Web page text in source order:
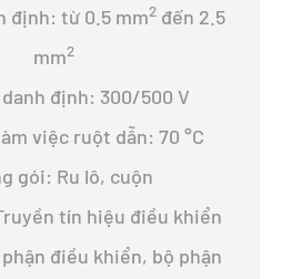
định: từ 0.5 mm2 đến 2.5
mm2
định: 300/500 V
việc ruột dẫn: 70 °C
gói: Ru lô, cuộn
tín hiệu điều khiển
điều khiển, bộ phận